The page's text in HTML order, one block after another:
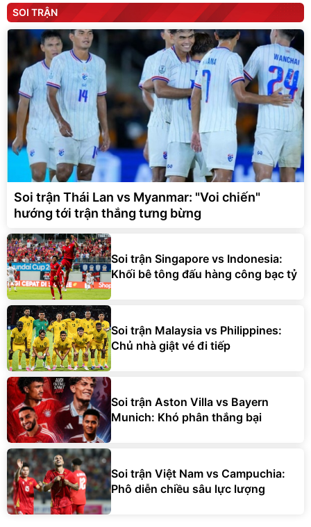
SOI TRẬN
Soi trận Thái Lan vs Myanmar: "Voi chiến"
hướng tới trận thắng tưng bừng
Soi trận Singapore vs Indonesia:
Khối bê tông đấu hàng công bạc tỷ
Soi trận Malaysia vs Philippines:
Chủ nhà giật vé đi tiếp
Soi trận Aston Villa vs Bayern
Munich: Khó phân thắng bại
Soi trận Việt Nam vs Campuchia:
Phô diễn chiều sâu lực lượng